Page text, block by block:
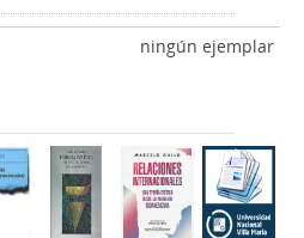
ningún ejemplar